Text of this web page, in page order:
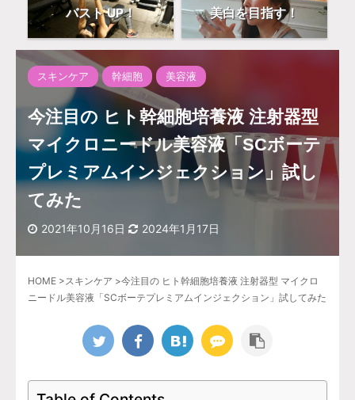
バスト UP！ 美白を目指す！
スキンケア 幹細胞 美容液
今注目の ヒト幹細胞培養液 注射器型
マイクロニードル美容液「SCボーテ
プレミアムインジェクション」試し
てみた
2021年10月16日 2024年1月17日
HOME >スキンケア >今注目の ヒト幹細胞培養液 注射器型 マイクロ
ニードル美容液「SCボーテプレミアムインジェクション」試してみた